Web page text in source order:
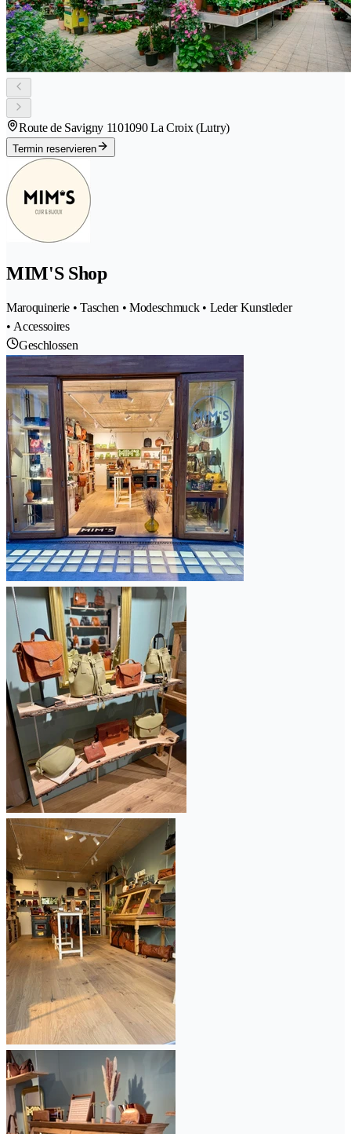
Route de Savigny 1101090 La Croix (Lutry)
Termin reservieren
MIM'S Shop
Maroquinerie • Taschen • Modeschmuck • Leder Kunstleder
• Accessoires
Geschlossen